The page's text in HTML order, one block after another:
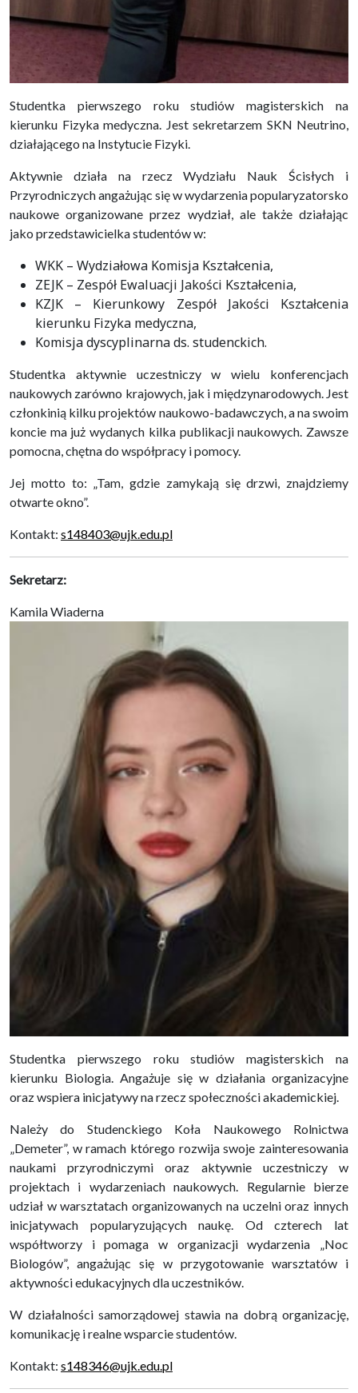
Studentka pierwszego roku studiów magisterskich na
kierunku Fizyka medyczna. Jest sekretarzem SKN Neutrino,
działającego na Instytucie Fizyki.
Aktywnie działa na rzecz Wydziału Nauk Ścisłych i
Przyrodniczych angażując się w wydarzenia popularyzatorsko
naukowe organizowane przez wydział, ale także działając
jako przedstawicielka studentów w:
WKK – Wydziałowa Komisja Kształcenia,
ZEJK – Zespół Ewaluacji Jakości Kształcenia,
KZJK – Kierunkowy Zespół Jakości Kształcenia
kierunku Fizyka medyczna,
Komisja dyscyplinarna ds. studenckich.
Studentka aktywnie uczestniczy w wielu konferencjach
naukowych zarówno krajowych, jak i międzynarodowych. Jest
członkinią kilku projektów naukowo-badawczych, a na swoim
koncie ma już wydanych kilka publikacji naukowych. Zawsze
pomocna, chętna do współpracy i pomocy.
Jej motto to: „Tam, gdzie zamykają się drzwi, znajdziemy
otwarte okno”.
Kontakt: s148403@ujk.edu.pl
Sekretarz:
Kamila Wiaderna
Studentka pierwszego roku studiów magisterskich na
kierunku Biologia. Angażuje się w działania organizacyjne
oraz wspiera inicjatywy na rzecz społeczności akademickiej.
Należy do Studenckiego Koła Naukowego Rolnictwa
„Demeter”, w ramach którego rozwija swoje zainteresowania
naukami przyrodniczymi oraz aktywnie uczestniczy w
projektach i wydarzeniach naukowych. Regularnie bierze
udział w warsztatach organizowanych na uczelni oraz innych
inicjatywach popularyzujących naukę. Od czterech lat
współtworzy i pomaga w organizacji wydarzenia „Noc
Biologów”, angażując się w przygotowanie warsztatów i
aktywności edukacyjnych dla uczestników.
W działalności samorządowej stawia na dobrą organizację,
komunikację i realne wsparcie studentów.
Kontakt: s148346@ujk.edu.pl